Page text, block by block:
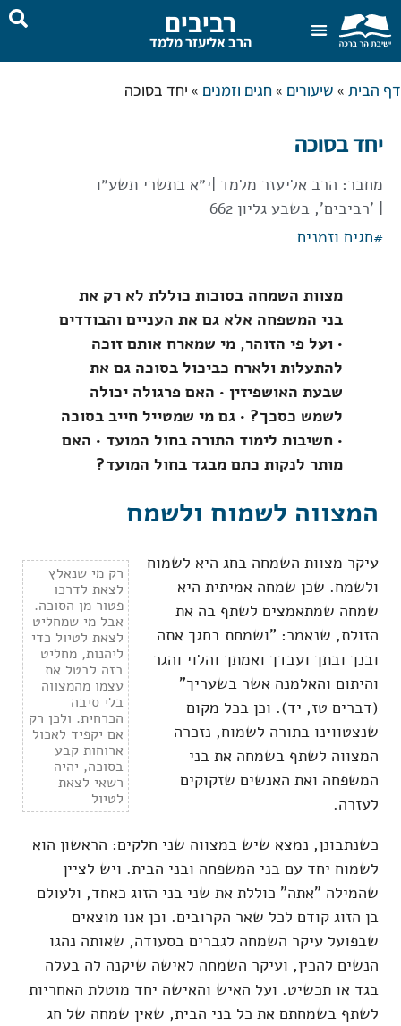
רביבים
הרב אליעזר מלמד
דף הבית » שיעורים »חגים וזמנים » יחד בסוכה
יחד בסוכה
מחבר: הרב אליעזר מלמד |י״א בתשרי תשע״ו
| 'רביבים', בשבע גליון 662
#חגים וזמנים
מצוות השמחה בסוכות כוללת לא רק את
בני המשפחה אלא גם את העניים והבודדים
• ועל פי הזוהר, מי שמארח אותם זוכה
להתעלות ולארח כביכול בסוכה גם את
שבעת האושפיזין • האם פרגולה יכולה
לשמש כסכך? • גם מי שמטייל חייב בסוכה
• חשיבות לימוד התורה בחול המועד • האם
מותר לנקות כתם מבגד בחול המועד?
המצווה לשמוח ולשמח
רק מי שנאלץ
לצאת לדרכו
פטור מן הסוכה.
אבל מי שמחליט
לצאת לטיול כדי
ליהנות, מחליט
בזה לבטל את
עצמו מהמצווה
בלי סיבה
הכרחית. ולכן רק
אם יקפיד לאכול
ארוחות קבע
בסוכה, יהיה
רשאי לצאת
לטיול
עיקר מצוות השמחה בחג היא לשמוח
ולשמח. שכן שמחה אמיתית היא
שמחה שמתאמצים לשתף בה את
הזולת, שנאמר: "ושמחת בחגך אתה
ובנך ובתך ועבדך ואמתך והלוי והגר
והיתום והאלמנה אשר בשעריך"
(דברים טז, יד). וכן בכל מקום
שנצטווינו בתורה לשמוח, נזכרה
המצווה לשתף בשמחה את בני
המשפחה ואת האנשים שזקוקים
לעזרה.
כשנתבונן, נמצא שיש במצווה שני חלקים: הראשון הוא
לשמוח יחד עם בני המשפחה ובני הבית. ויש לציין
שהמילה "אתה" כוללת את שני בני הזוג כאחד, ולעולם
בן הזוג קודם לכל שאר הקרובים. וכן אנו מוצאים
שבפועל עיקר השמחה לגברים בסעודה, שאותה נהגו
הנשים להכין, ועיקר השמחה לאישה שיקנה לה בעלה
בגד או תכשיט. ועל האיש והאישה יחד מוטלת האחריות
לשתף בשמחתם את כל בני הבית, שאין שמחה של חג